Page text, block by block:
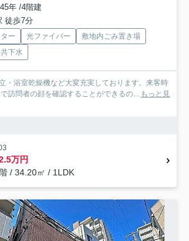
年 /4階建
徒歩7分
ー 光ファイバー
敷地内ごみ置き場
下水
・浴室乾燥機など大変充実しております。来客時
訪問者の顔を確認することができるの... もっと見
万円
/ 34.20㎡ / 1LDK